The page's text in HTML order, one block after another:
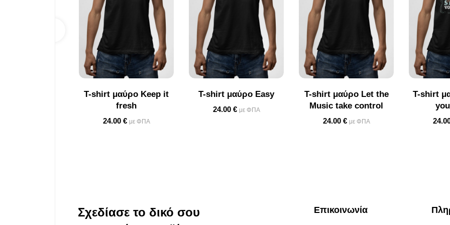
T-shirt μαύρο Keep it
fresh
24.00 € με ΦΠΑ
T-shirt μαύρο Easy
24.00 € με ΦΠΑ
T-shirt μαύρο Let the
Music take control
24.00 € με ΦΠΑ
T-shirt
Σχεδίασε το δικό σου
Επικοινωνία